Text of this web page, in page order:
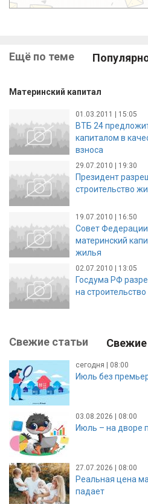
Ещё по теме
Материнский капитал
01.03.2011 | 15:05
ВТБ 24
капиталом в
взноса
29.07.2010 | 19:30
Президент
строительство
19.07.2010 | 16:50
Совет
материнский
жилья
02.07.2010 | 13:05
Госдума РФ
на
Свежие статьи Свежие
сегодня | 08:00
Июль без
03.08.2026 | 08:00
Июль – на дворе
27.07.2026 | 08:00
Реальная цена
падает